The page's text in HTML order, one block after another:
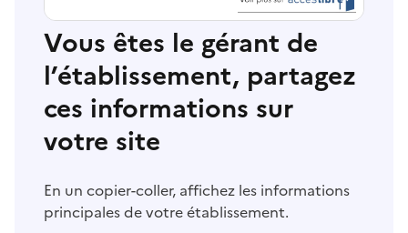
Vous êtes le gérant de
l’établissement, partagez
ces informations sur
votre site
En un copier-coller, affichez les informations
principales de votre établissement.